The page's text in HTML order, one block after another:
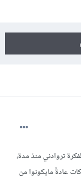
تروادني منذ مدة،
الشركات عادةً مايكونوا من